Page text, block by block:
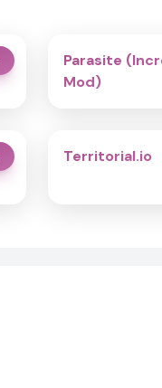
Parasite
Mod)
Territorial.io